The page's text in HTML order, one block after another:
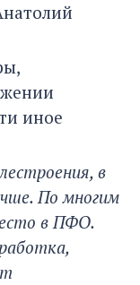
иное
в
По многим
в ПФО.